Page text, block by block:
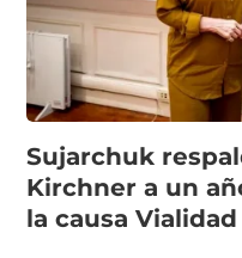
Sujarchuk
Kirchner a un
la causa Vialidad